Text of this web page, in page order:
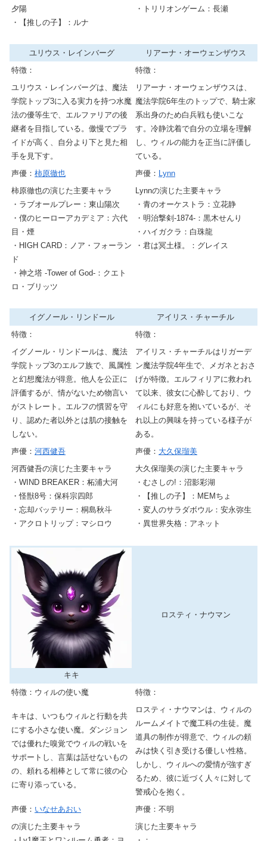
夕陽
・【推しの子】：ルナ
・トリリオンゲーム：長瀬
ユリウス・レインバーグ
リアーナ・オーウェンザウス
特徴：
特徴：
ユリウス・レインバーグは、魔法
学院トップ3に入る実力を持つ水魔
法の優等生で、エルファリアの後
継者を目指している。傲慢でプラ
イドが高く、自分より下と見た相
手を見下す。
リアーナ・オーウェンザウスは、
魔法学院6年生のトップで、騎士家
系出身のため白兵戦も使いこな
す。冷静沈着で自分の立場を理解
し、ウィルの能力を正当に評価し
ている。
声優： 柿原徹也 声優：
Lynn
柿原徹也の演じた主要キャラ
・ラブオールプレー：東山陽次
・僕のヒーローアカデミア：六代
目・煙
・HIGH CARD：ノア・フォーラン
ド
・神之塔 -Tower of God-：クエト
ロ・ブリッツ
Lynnの演じた主要キャラ
・青のオーケストラ：立花静
・明治撃剣-1874-：黒木せんり
・ハイガクラ：白珠龍
・君は冥土様。：グレイス
イグノール・リンドール
アイリス・チャーチル
特徴：
特徴：
イグノール・リンドールは、魔法
学院トップ3のエルフ族で、風属性
と幻想魔法が得意。他人を公正に
評価するが、情がないため物言い
がストレート。エルフの慣習を守
り、認めた者以外とは肌の接触を
しない。
アイリス・チャーチルはリガーデ
ン魔法学院4年生で、メガネとおさ
げが特徴。エルフィリアに救われ
て以来、彼女に心酔しており、ウ
ィルにも好意を抱いているが、そ
れ以上の興味を持っている様子が
ある。
声優： 河西健吾 声優： 大久保瑠美
河西健吾の演じた主要キャラ
・WIND BREAKER：柘浦大河
・怪獣8号：保科宗四郎
・忘却バッテリー：桐島秋斗
・アクロトリップ：マシロウ
大久保瑠美の演じた主要キャラ
・むさしの!：沼影彩湖
・【推しの子】：MEMちょ
・変人のサラダボウル：安永弥生
・異世界失格：アネット
キキ
ロスティ・ナウマン
特徴：ウィルの使い魔 特徴：
キキは、いつもウィルと行動を共
にする小さな使い魔。ダンジョン
では優れた嗅覚でウィルの戦いを
サポートし、言葉は話せないもの
の、頼れる相棒として常に彼の心
に寄り添っている。
ロスティ・ナウマンは、ウィルの
ルームメイトで魔工科の生徒。魔
道具の制作が得意で、ウィルの頼
みは快く引き受ける優しい性格。
しかし、ウィルへの愛情が強すぎ
るため、彼に近づく人々に対して
警戒心を抱く。
声優： いなせあおい
声優：不明
の演じた主要キャラ
演じた主要キャラ